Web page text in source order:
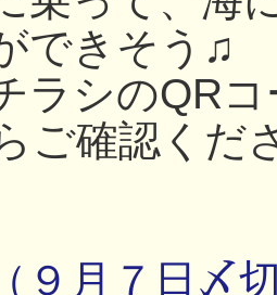
できそう♫
ラシのQR
ご確認くだ
９月７日〆